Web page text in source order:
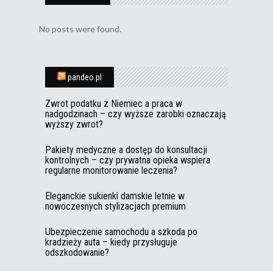
No posts were found.
pandeo.pl
Zwrot podatku z Niemiec a praca w
nadgodzinach – czy wyższe zarobki oznaczają
wyższy zwrot?
Pakiety medyczne a dostęp do konsultacji
kontrolnych – czy prywatna opieka wspiera
regularne monitorowanie leczenia?
Eleganckie sukienki damskie letnie w
nowoczesnych stylizacjach premium
Ubezpieczenie samochodu a szkoda po
kradzieży auta – kiedy przysługuje
odszkodowanie?